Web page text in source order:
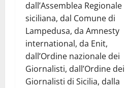
dall’Assemblea Regionale
siciliana, dal Comune di
Lampedusa, da Amnesty
international, da Enit,
dall’Ordine nazionale dei
Giornalisti, dall’Ordine dei
Giornalisti di Sicilia, dalla